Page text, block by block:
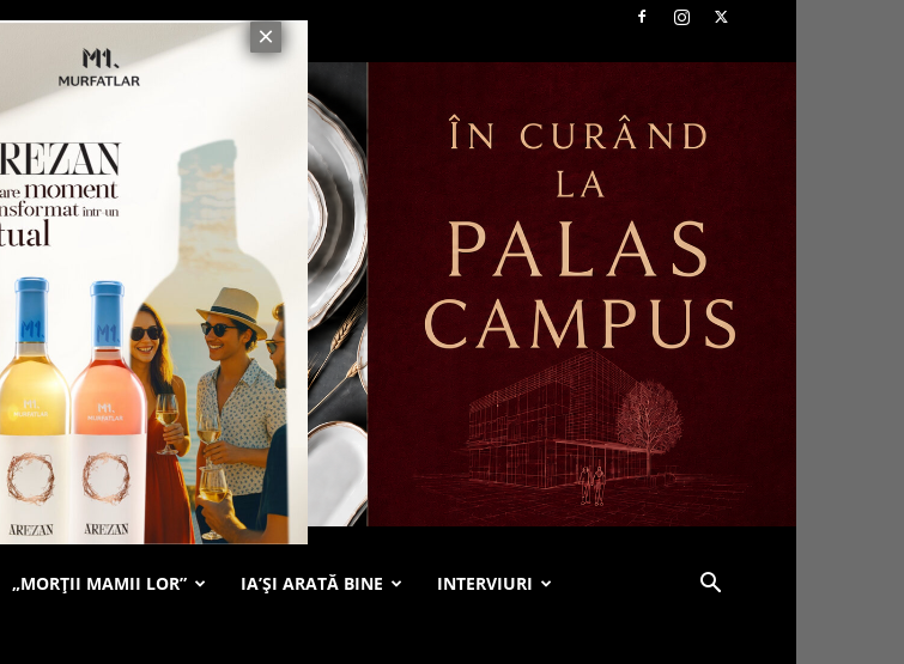
„MORȚII MAMII LOR” IA’ȘI ARATĂ BINE INTERVIURI